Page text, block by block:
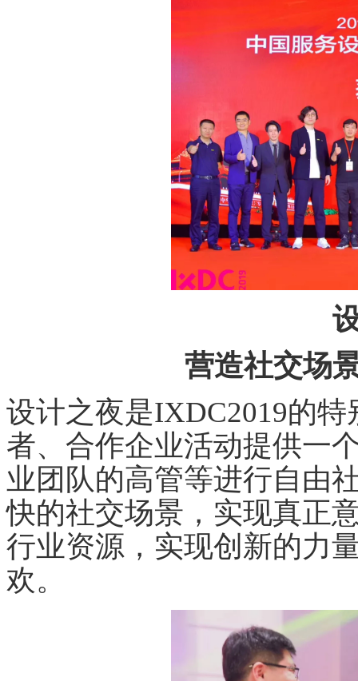
营造社交场
设计之夜是IXDC2019的
者、合作企业活动提供一
业团队的高管等进行自由
快的社交场景，实现真正
行业资源，实现创新的力
欢。